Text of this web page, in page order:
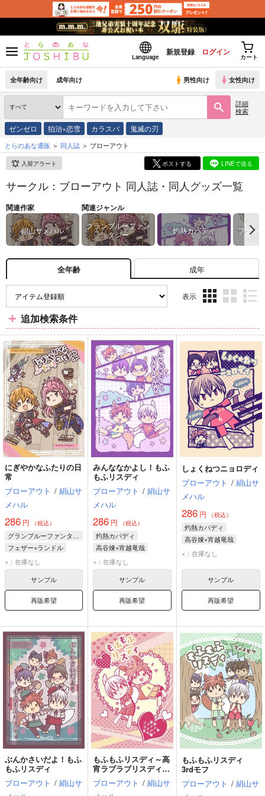
Language
新規登録 ログイン
カート
全年齢向け 成年向け 男性向け 女性向け
詳細
検索
ゼンゼロ 狛治×恋雪 カラスバ 鬼滅の刃
とらのあな通販 同人誌 ブローアウト
入荷アラート ポストする LINEで送る
サークル：ブローアウト 同人誌・同人グッズ一覧
関連作家
絹山サメハル
関連ジャンル
グランブルーファン
タジー
灼熱カバディ ファン
全年齢 成年
表示
ム
表
ム
表
ム
表
追加検索条件
にぎやかなふたりの日
常
ブローアウト / 絹山サ
メハル
286 円 （税込）
グランブルーファンタジー
フェザー×ランドル
フェザー
×：在庫なし
サンプル
再販希望
みんななかよし！もふ
もふリスディ
ブローアウト / 絹山サ
メハル
286 円 （税込）
灼熱カバディ
高谷煉×宵越竜哉
高谷煉
宵越竜哉
×：在庫なし
サンプル
再販希望
しょくねつニョロディ
ブローアウト / 絹山サ
メハル
286円 （税込）
灼熱カバディ
高谷煉×宵越竜哉
宵越竜哉
×：在庫なし
サンプル
再販希望
ぶんかさいだよ！もふ
もふリスディ
ブローアウト / 絹山サ
もふもふリスディ～高
宵ラブラブリスディ冬
の陣～
ブローアウト / 絹山サ
もふもふリスディ
3rdモフ
ブローアウト / 絹山サ